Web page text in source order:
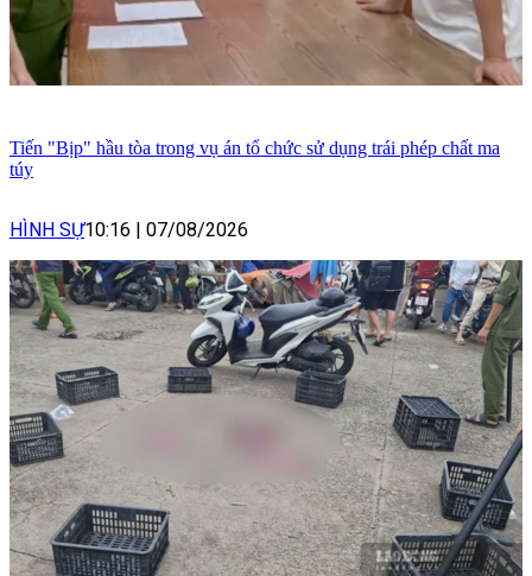
Tiến "Bịp" hầu tòa trong vụ án tổ chức sử dụng trái phép chất ma
túy
HÌNH SỰ10:16 | 07/08/2026